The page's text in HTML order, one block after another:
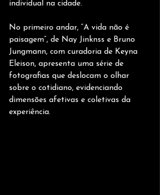
individual na cidade.
No primeiro andar, “A vida não é
paisagem”, de Nay Jinknss e Bruno
Jungmann, com curadoria de Keyna
Eleison, apresenta uma série de
fotografias que deslocam o olhar
sobre o cotidiano, evidenciando
dimensões afetivas e coletivas da
experiência.